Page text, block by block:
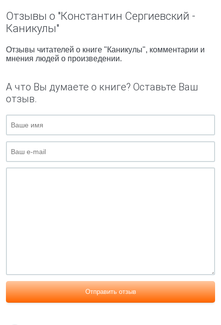
Отзывы о "Константин Сергиевский -
Каникулы"
Отзывы читателей о книге "Каникулы", комментарии и
мнения людей о произведении.
А что Вы думаете о книге? Оставьте Ваш
отзыв.
Отправить отзыв